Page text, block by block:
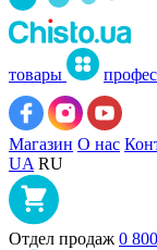
товары
Магазин О нас
UA RU
Отдел продаж 0